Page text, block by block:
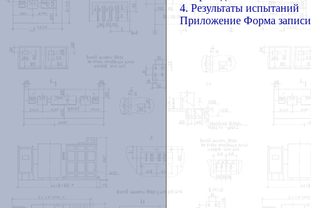
4. Результаты испытаний
Приложение Форма записи